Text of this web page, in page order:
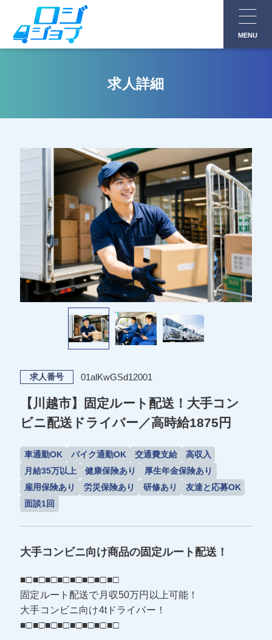
MENU
求人詳細
求人番号 01alKwGSd12001
【川越市】固定ルート配送！大手コン
ビニ配送ドライバー／高時給1875円
車通勤OK バイク通勤OK 交通費支給
高収入
月給35万以上
健康保険あり
厚生年金保険あり
雇用保険あり
労災保険あり 研修あり
友達と応募OK
面談1回
大手コンビニ向け商品の固定ルート配送！
■□■□■□■□■□■□■□■□
固定ルート配送で月収50万円以上可能！
大手コンビニ向け4tドライバー！
■□■□■□■□■□■□■□■□